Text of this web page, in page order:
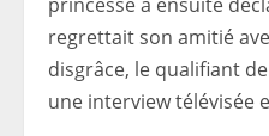
regrettait son amitié
disgrâce, le qualifiant
une interview télévisée